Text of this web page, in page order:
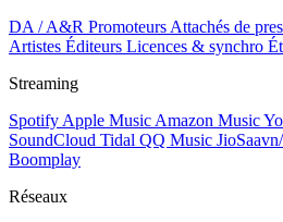
DA / A&R Promoteurs Attachés de
Artistes Éditeurs Licences & synchro
Streaming
Spotify Apple Music Amazon Music
SoundCloud Tidal QQ Music
Boomplay
Réseaux